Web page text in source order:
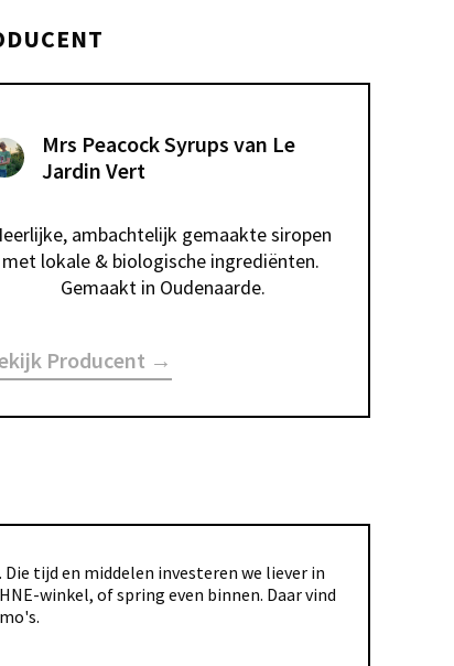
Mrs Peacock Syrups van Le
Jardin Vert
ambachtelijk gemaakte siropen
met lokale & biologische ingrediënten.
Gemaakt in Oudenaarde.
Producent →
tijd en middelen investeren we liever in
winkel, of spring even binnen. Daar vind